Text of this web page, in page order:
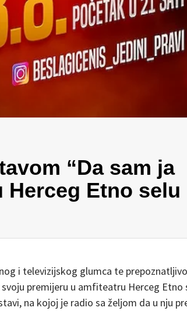
“Da sam ja
Herceg Etno selu
i televizijskog glumca te
premijeru u amfiteatru Herceg Etno
na kojoj je radio sa željom da u nju